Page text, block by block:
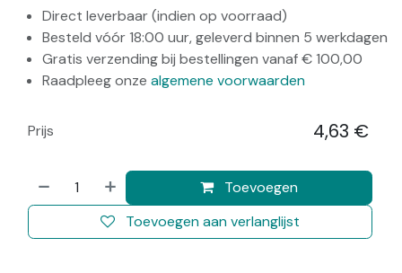
Direct leverbaar (indien op voorraad)
Besteld vóór 18:00 uur, geleverd binnen 5 werkdagen
Gratis verzending bij bestellingen vanaf € 100,00
Raadpleeg onze algemene voorwaarden
Toevoegen
Toevoegen aan verlanglijst
Prijs 4,63 €